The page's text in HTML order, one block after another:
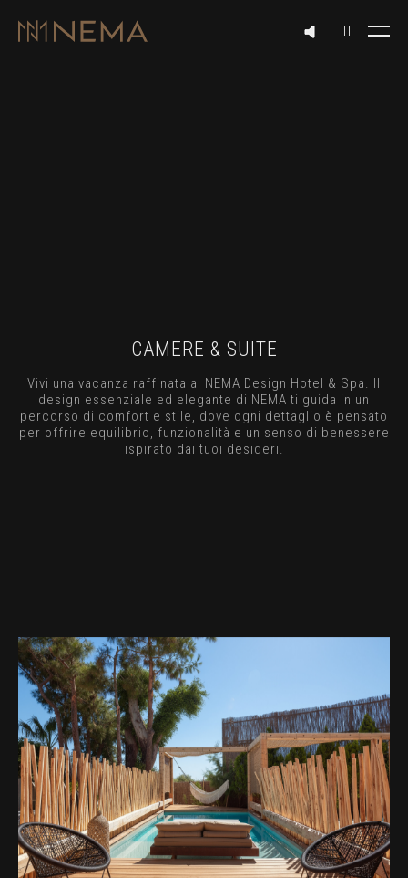
CAMERE & SUITE
Vivi una vacanza raffinata al NEMA Design Hotel & Spa. Il
design essenziale ed elegante di NEMA ti guida in un
percorso di comfort e stile, dove ogni dettaglio è pensato
per offrire equilibrio, funzionalità e un senso di benessere
ispirato dai tuoi desideri.